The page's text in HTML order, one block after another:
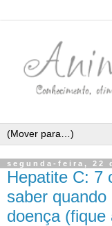
segunda-feira, 22
Hepatite C: 7
saber
doença (fique